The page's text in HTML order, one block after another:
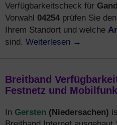
Verfügbarkeitscheck für
Vorwahl 04254 prüfen Sie den
Ihrem Standort und welche
sind. Weiterlesen →
Breitband
Festnetz und Mobilfunk
In Gersten (Niedersachen)